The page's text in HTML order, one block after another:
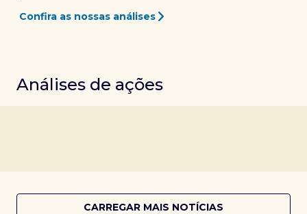
Confira as nossas análises
Análises de ações
CARREGAR MAIS NOTÍCIAS